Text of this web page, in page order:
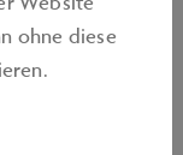
der
Sie
ohne diese